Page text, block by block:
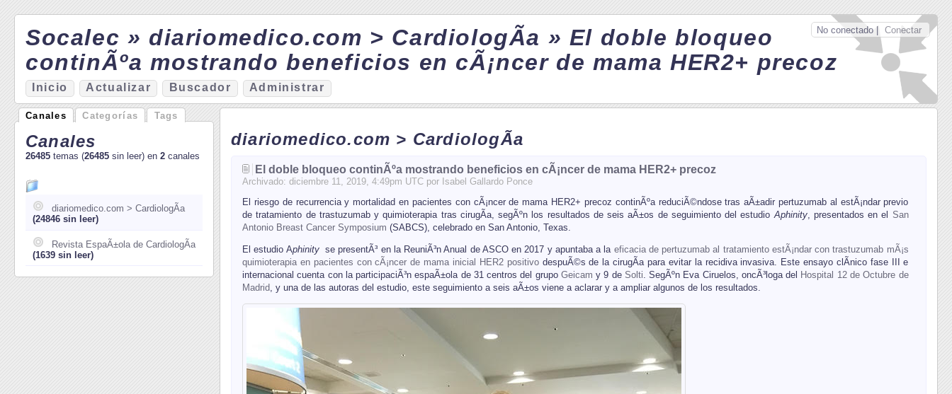
No conectado | Conectar
Socalec » diariomedico.com > CardiologÃ­a » El doble bloqueo
continÃºa mostrando beneficios en cÃ¡ncer de mama HER2+ precoz
nicio Actualizar Buscador Ad ministrar
Canales Categorías Tags
Canales
26485 temas (26485 sin leer) en 2 canales
diariomedico.com > CardiologÃ­a
(24846 sin leer)
Revista EspaÃ±ola de CardiologÃ­a
(1639 sin leer)
diariomedico.com > CardiologÃ­a
El doble bloqueo continÃºa mostrando beneficios en cÃ¡ncer de mama HER2+ precoz
Archivado: diciembre 11, 2019, 4:49pm UTC por Isabel Gallardo Ponce
El riesgo de recurrencia y mortalidad en pacientes con cÃ¡ncer de mama HER2+ precoz continÃºa reduciÃ©ndose tras aÃ±adir pertuzumab al estÃ¡ndar previo
de tratamiento de trastuzumab y quimioterapia tras cirugÃ­a, segÃºn los resultados de seis aÃ±os de seguimiento del estudioAphinity, presentados en el San
Antonio Breast Cancer Symposium (SABCS), celebrado en San Antonio, Texas.
El estudio Aphinityse presentÃ³ en la ReuniÃ³n Anual de ASCO en 2017 y apuntaba a la eficacia de pertuzumab al tratamiento estÃ¡ndar con trastuzumab mÃ¡s
quimioterapia en pacientes con cÃ¡ncer de mama inicial HER2 positivodespuÃ©s de la cirugÃ­a para evitar la recidiva invasiva. Este ensayo clÃ­nico fase III e
internacional cuenta con la participaciÃ³n espaÃ±ola de 31 centros del grupo Geicam y 9 de Solti. SegÃºn Eva Ciruelos, oncÃ³loga del Hospital 12 de Octubre de
Madrid, y una de las autoras del estudio, este seguimiento a seis aÃ±os viene a aclarar y a ampliar algunos de los resultados.